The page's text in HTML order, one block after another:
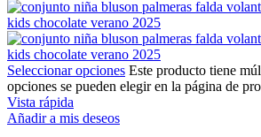
Seleccionar opciones Este producto tiene
opciones se pueden elegir en la página de
Vista rápida
Añadir a mis deseos